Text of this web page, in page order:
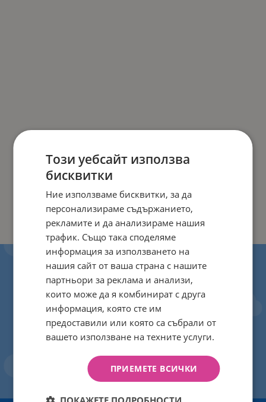
Този уебсайт използва
бисквитки
Ние използваме бисквитки, за да
персонализираме съдържанието,
рекламите и да анализираме нашия
трафик. Също така споделяме
информация за използването на
нашия сайт от ваша страна с нашите
партньори за реклама и анализи,
които може да я комбинират с друга
информация, която сте им
предоставили или която са събрали от
вашето използване на техните услуги.
ПРИЕМЕТЕ ВСИЧКИ